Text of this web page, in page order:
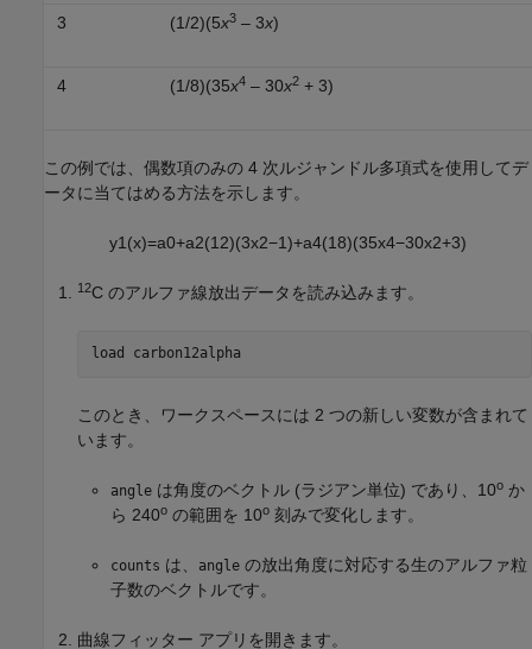
3 (1/2)(5x3– 3x)
4 (1/8)(35x4– 30x2+ 3)
この例では、偶数項のみの 4 次ルジャンドル多項式を使用してデ
ータに当てはめる方法を示します。
y1 (x)=a0+a2(1 2)(3x2−1)+a4(18)(35x4−30x2+3)
12C のアルファ線放出データを読み込みます。
load carbon12alpha
このとき、ワークスペースには 2 つの新しい変数が含まれて
います。
angle は角度のベクトル (ラジアン単位) であり、10o か
ら 240o の範囲を 10o 刻みで変化します。
counts は、 angle の放出角度に対応する生のアルファ粒
子数のベクトルです。
曲線フィッター アプリを開きます。